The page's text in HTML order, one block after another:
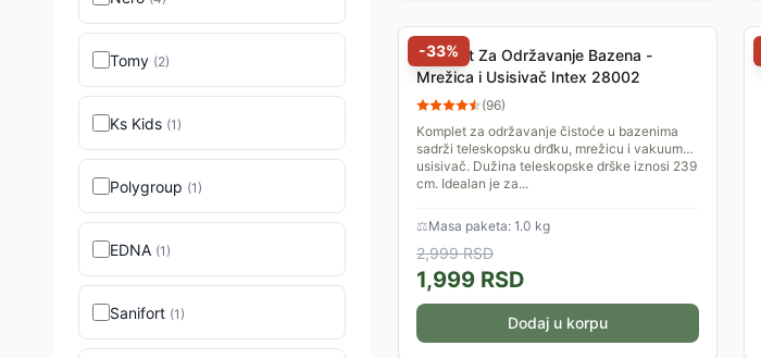
Tomy (2)
Ks Kids (1)
Polygroup (1)
EDNA (1)
Sanifort (1)
-33%
Komplet Za Održavanje Bazena -
Mrežica i Usisivač Intex 28002
(96)
Komplet za održavanje čistoće u bazenima
sadrži teleskopsku drđku, mrežicu i vakuum
usisivač. Dužina teleskopske drške iznosi 239
cm. Idealan je za...
⚖Masa paketa: 1.0 kg
2,999RSD
1,999 RSD
Dodaj u korpu